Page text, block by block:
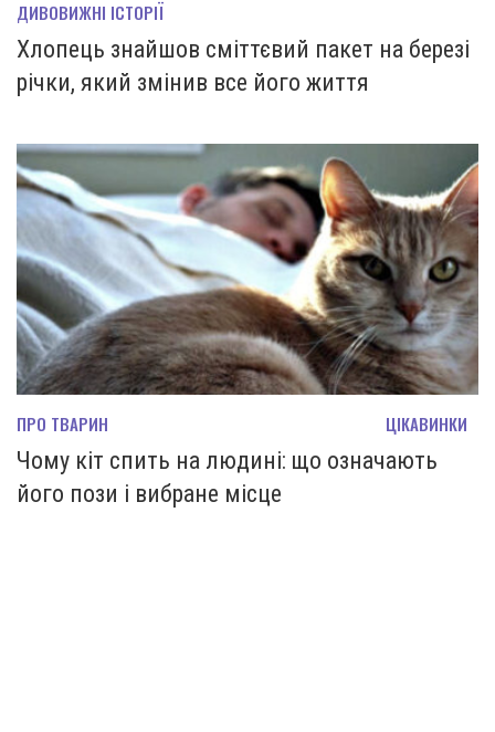
ДИВОВИЖНІ ІСТОРІЇ
Хлопець знайшов сміттєвий пакет на березі
річки, який змінив все його життя
ПРО ТВАРИН ЦІКАВИНКИ
Чому кіт спить на людині: що означають
його пози і вибране місце